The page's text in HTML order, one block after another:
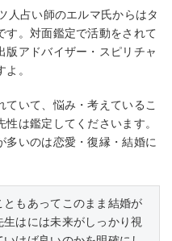
人占い師のエルマ氏からはタ
す。対面鑑定で活動をされて
版アドバイザー・スピリチャ
。
ていて、悩み・考えているこ
は鑑定してくださいます。
多いのは恋愛・復縁・結婚に
もあってこのまま結婚が
はには未来がしっかり視